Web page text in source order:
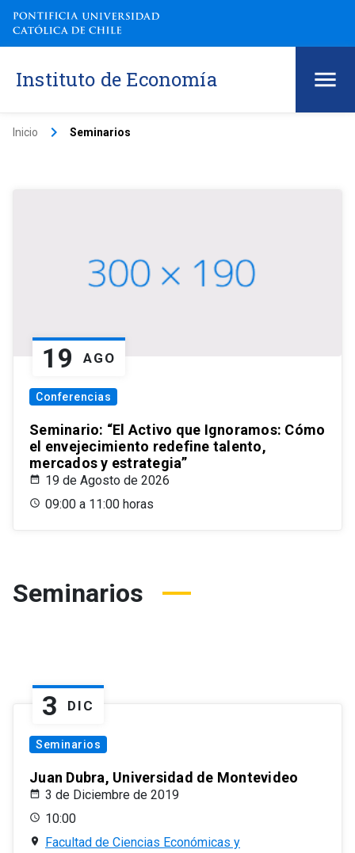
Instituto de Economía
Inicio keyboard_arrow_right Seminarios
19 AGO
Conferencias
Seminario: “El Activo que Ignoramos: Cómo
el envejecimiento redefine talento,
mercados y estrategia”
19 de Agosto de 2026
09:00 a 11:00 horas
Seminarios
3 DIC
Seminarios
Juan Dubra, Universidad de Montevideo
3 de Diciembre de 2019
10:00
Facultad de Ciencias Económicas y